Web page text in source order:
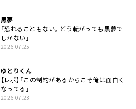
黒夢
「恐れることもない。どう転がっても黒夢で
しかない」
2026.07.25
ゆとりくん
【レポ】「この制約があるからこそ俺は面白く
なってる」
2026.07.23